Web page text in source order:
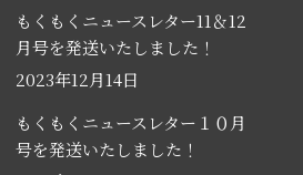
もくもくニュースレター11＆12
月号を発送いたしました！
2023年12月14日
もくもくニュースレター１０月
号を発送いたしました！